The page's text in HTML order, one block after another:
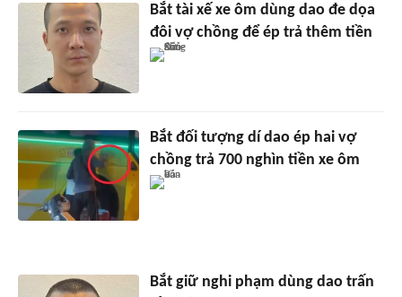
Bắt tài xế xe ôm dùng dao đe dọa
đôi vợ chồng để ép trả thêm tiền
Bắt đối tượng dí dao ép hai vợ
chồng trả 700 nghìn tiền xe ôm
Bắt giữ nghi phạm dùng dao trấn